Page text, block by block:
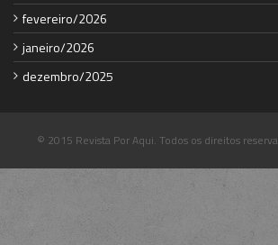
fevereiro/2026
janeiro/2026
dezembro/2025
© 2015 Revista Por Aqui. Todos os direitos